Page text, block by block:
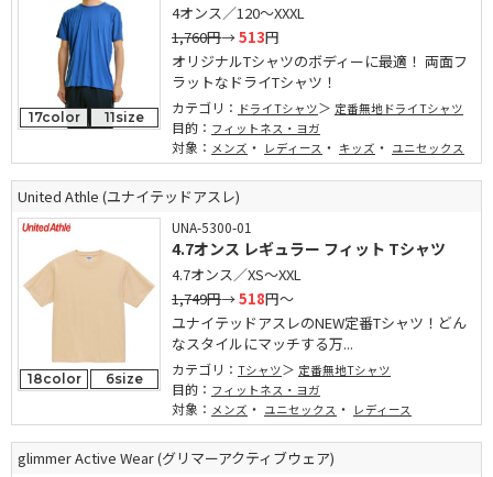
17color 11size
4オンス／120～XXXL
1,760円→513円
オリジナルTシャツのボディーに最適！ 両面フ
ラットなドライTシャツ！
カテゴリ： ドライTシャツ 定番無地ドライTシャツ
目的： フィットネス・ヨガ
対象： メンズ ・ レディース ・ キッズ ・ ユニセックス
United Athle (ユナイテッドアスレ)
18color 6size
UNA-5300-01
4.7オンス レギュラー フィット Tシャツ
4.7オンス／XS～XXL
1,749円→518円～
ユナイテッドアスレのNEW定番Tシャツ！どん
なスタイルにマッチする万...
カテゴリ： Tシャツ 定番無地Tシャツ
目的： フィットネス・ヨガ
対象： メンズ ・ ユニセックス ・ レディース
glimmer Active Wear (グリマーアクティブウェア)